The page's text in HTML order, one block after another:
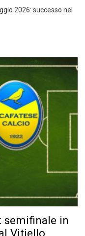
2026: successo nel
semifinale in
Vitiello